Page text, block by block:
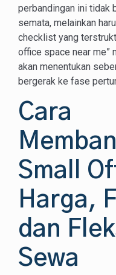
perbandingan ini tidak
semata, melainkan
checklist yang
office space near me”
akan menentukan
bergerak ke fase
Cara
Small
Harga,
dan
Sewa